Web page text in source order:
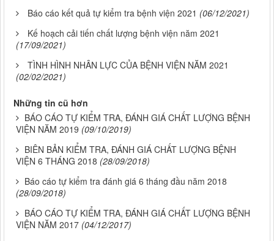
Báo cáo kết quả tự kiểm tra bệnh viện 2021 (06/12/2021)
Kế hoạch cải tiến chất lượng bệnh viện năm 2021
(17/09/2021)
TÌNH HÌNH NHÂN LỰC CỦA BỆNH VIỆN NĂM 2021
(02/02/2021)
Những tin cũ hơn
BÁO CÁO TỰ KIỂM TRA, ĐÁNH GIÁ CHẤT LƯỢNG BỆNH
VIỆN NĂM 2019 (09/10/2019)
BIÊN BẢN KIỂM TRA, ĐÁNH GIÁ CHẤT LƯỢNG BỆNH
VIỆN 6 THÁNG 2018 (28/09/2018)
Báo cáo tự kiểm tra đánh giá 6 tháng đầu năm 2018
(28/09/2018)
BÁO CÁO TỰ KIỂM TRA, ĐÁNH GIÁ CHẤT LƯỢNG BỆNH
VIỆN NĂM 2017 (04/12/2017)